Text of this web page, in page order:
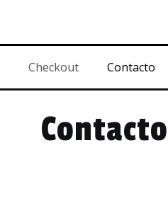
Checkout Contacto
Contacto